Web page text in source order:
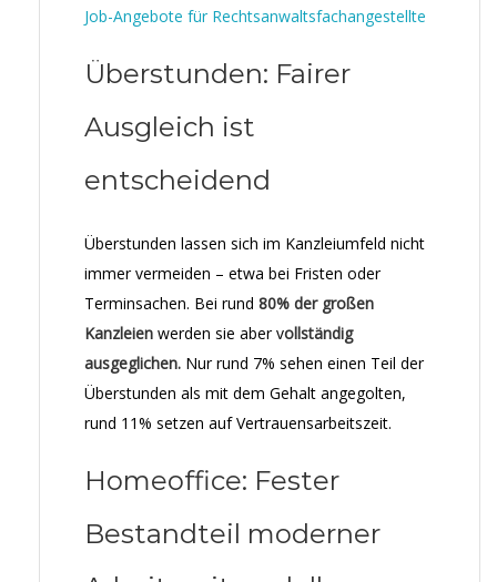
Job-Angebote für Rechtsanwaltsfachangestellte
Überstunden: Fairer
Ausgleich ist
entscheidend
Überstunden lassen sich im Kanzleiumfeld nicht
immer vermeiden – etwa bei Fristen oder
Terminsachen. Bei rund 80% der großen
Kanzleien werden sie aber vollständig
ausgeglichen. Nur rund 7% sehen einen Teil der
Überstunden als mit dem Gehalt angegolten,
rund 11% setzen auf Vertrauensarbeitszeit.
Homeoffice: Fester
Bestandteil moderner